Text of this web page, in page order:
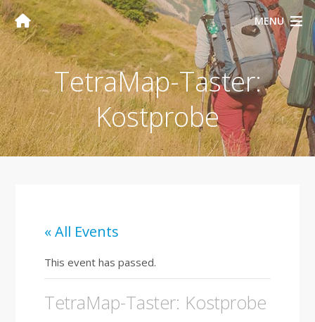
MENU
TetraMap-Taster:
Kostprobe
« All Events
This event has passed.
TetraMap-Taster: Kostprobe